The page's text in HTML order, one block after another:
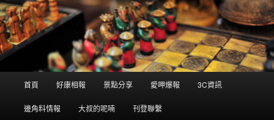
首頁 好康相報 景點分享 愛呷爆報 3C資訊
邊角料情報 大叔的呢喃 刊登聯繫